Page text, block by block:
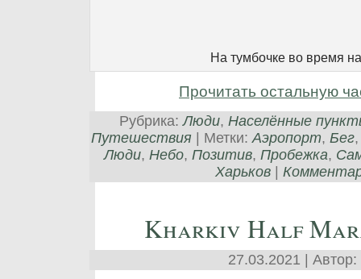
На тумбочке во время
Прочитать остальную
Рубрика:Люди, Населённые
Путешествия | Метки: Аэропорт, Бег
Люди, Небо, Позитив, Пробежка,
Харьков |
Kharkiv Half
27.03.2021 | Автор: